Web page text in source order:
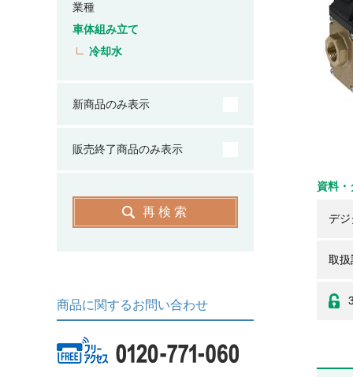
資料・
デジ
取扱
業種
車体組み立て
冷却水
新商品のみ表示
販売終了商品のみ表示
再検索
商品に関するお問い合わせ